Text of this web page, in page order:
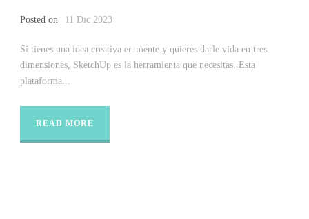
Posted on 11 Dic 2023
Si tienes una idea creativa en mente y quieres darle vida en tres
dimensiones, SketchUp es la herramienta que necesitas. Esta
plataforma...
READ MORE